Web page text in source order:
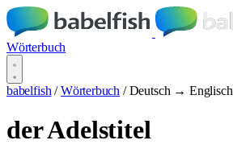
Wörterbuch
babelfish / Wörterbuch / Deutsch → Englisch
der Adelstitel